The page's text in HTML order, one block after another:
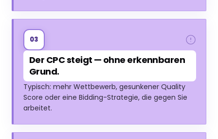
03
Der CPC steigt — ohne erkennbaren
Grund.
Typisch: mehr Wettbewerb, gesunkener Quality
Score oder eine Bidding-Strategie, die gegen Sie
arbeitet.